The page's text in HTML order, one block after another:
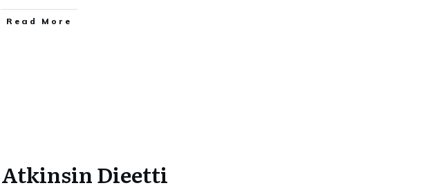
Read More
Atkinsin Dieetti